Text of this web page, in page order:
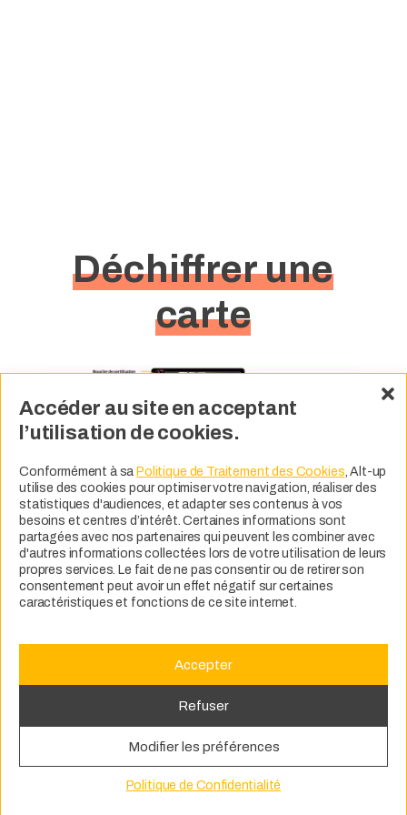
Accéder au site en acceptant
l’utilisation de cookies.
Conformément à sa Politique de Traitement des Cookies, Alt-up
utilise des cookies pour optimiser votre navigation, réaliser des
statistiques d'audiences, et adapter ses contenus à vos
besoins et centres d’intérêt. Certaines informations sont
partagées avec nos partenaires qui peuvent les combiner avec
d'autres informations collectées lors de votre utilisation de leurs
propres services. Le fait de ne pas consentir ou de retirer son
consentement peut avoir un effet négatif sur certaines
caractéristiques et fonctions de ce site internet.
Accepter
Refuser
Modifier les préférences
Politique de Confidentialité
Déchiffrer une
carte